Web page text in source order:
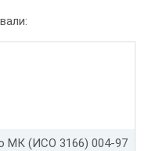
МК (ИСО 3166) 004-97